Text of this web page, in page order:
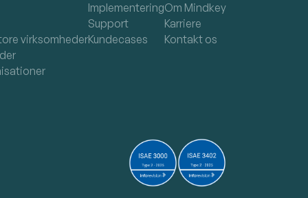
virksomheder
Implementering
Support
Kundecases
Om Mindkey
Karriere
Kontakt os